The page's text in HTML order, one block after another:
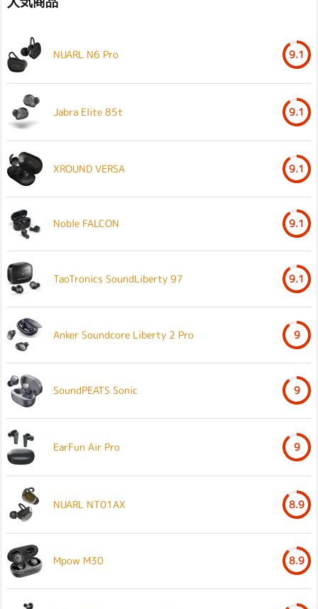
NUARL N6 Pro 9.1
Jabra Elite 85t 9.1
XROUND VERSA 9.1
Noble FALCON 9.1
TaoTronics SoundLiberty 97 9.1
Anker Soundcore Liberty 2 Pro 9
SoundPEATS Sonic 9
EarFun Air Pro 9
NUARL NT01AX 8.9
Mpow M30 8.9